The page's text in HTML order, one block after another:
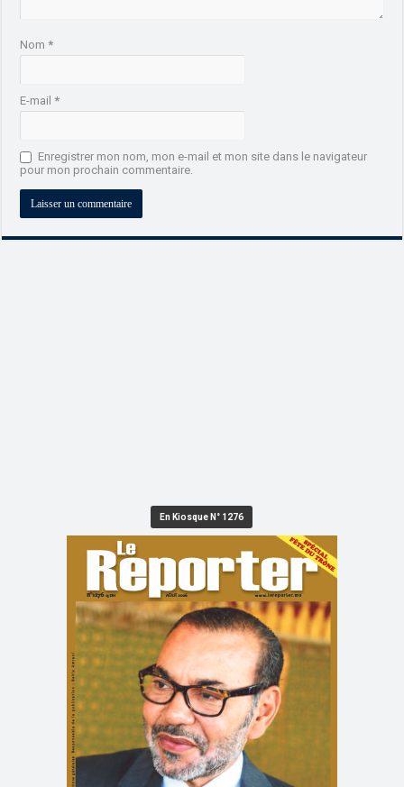
Nom*
E-mail*
Enregistrer mon nom, mon e-mail et mon site dans le navigateur
pour mon prochain commentaire.
En Kiosque N° 1276